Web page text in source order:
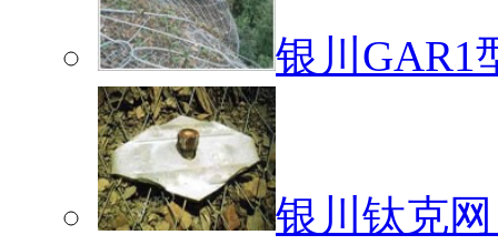
银川GAR1
银川钛克